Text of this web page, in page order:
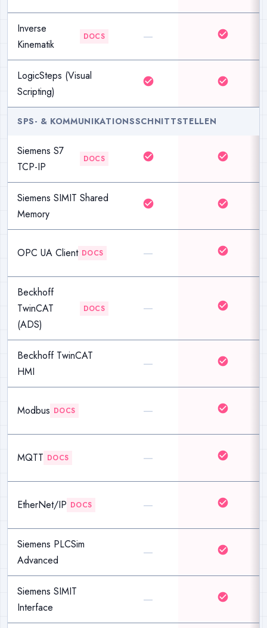
Inverse
Kinematik
DOCS — check_circle
LogicSteps (Visual
Scripting)
check_circle check_circle
SPS- & KOMMUNIKATIONSSCHNITTSTELLEN
Siemens S7
TCP-IP
DOCS check_circle check_circle
Siemens SIMIT Shared
Memory
check_circle check_circle
OPC UA Client DOCS — check_circle
Beckhoff
TwinCAT
(ADS)
DOCS — check_circle
Beckhoff TwinCAT
HMI
— check_circle
Modbus DOCS — check_circle
MQTT DOCS — check_circle
EtherNet/IP DOCS — check_circle
Siemens PLCSim
Advanced
— check_circle
Siemens SIMIT
Interface
— check_circle